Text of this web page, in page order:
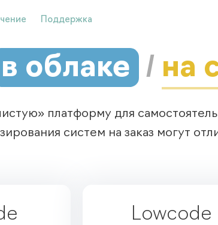
Поддержка
в облаке / на
платформу для
систем на заказ могут
Lowcode